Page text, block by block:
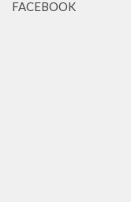
FACEBOOK